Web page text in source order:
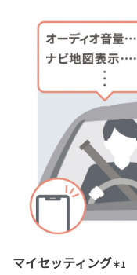
マイセッティング＊1